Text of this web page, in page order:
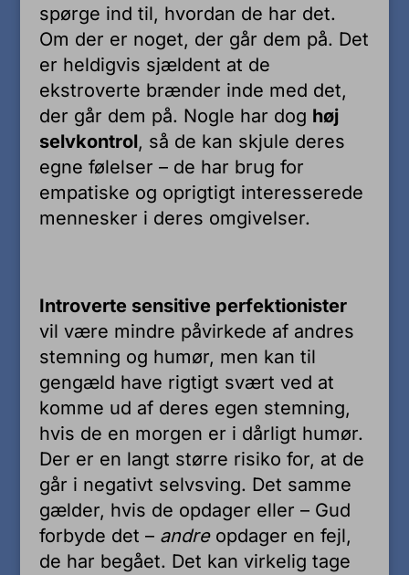
spørge ind til, hvordan de har det.
Om der er noget, der går dem på. Det
er heldigvis sjældent at de
ekstroverte brænder inde med det,
der går dem på. Nogle har dog høj
selvkontrol, så de kan skjule deres
egne følelser – de har brug for
empatiske og oprigtigt interesserede
mennesker i deres omgivelser.
Introverte sensitive perfektionister
vil være mindre påvirkede af andres
stemning og humør, men kan til
gengæld have rigtigt svært ved at
komme ud af deres egen stemning,
hvis de en morgen er i dårligt humør.
Der er en langt større risiko for, at de
går i negativt selvsving. Det samme
gælder, hvis de opdager eller – Gud
forbyde det – andreopdager en fejl,
de har begået. Det kan virkelig tage